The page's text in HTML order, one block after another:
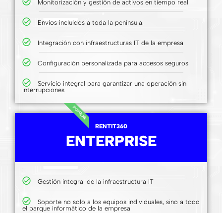
Monitorización y gestión de activos en tiempo real
Envíos incluidos a toda la península.
Integración con infraestructuras IT de la empresa
Configuración personalizada para accesos seguros
Servicio integral para garantizar una operación sin
interrupciones
POPULAR
RENTIT360
ENTERPRISE
Gestión integral de la infraestructura IT
Soporte no solo a los equipos individuales, sino a todo
el parque informático de la empresa